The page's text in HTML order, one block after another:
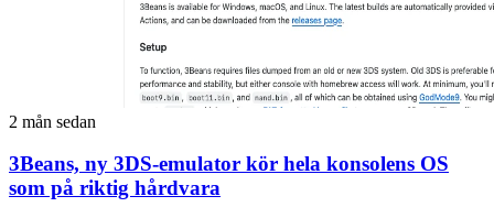
2 mån sedan
3Beans, ny 3DS-emulator kör hela konsolens OS
som på riktig hårdvara